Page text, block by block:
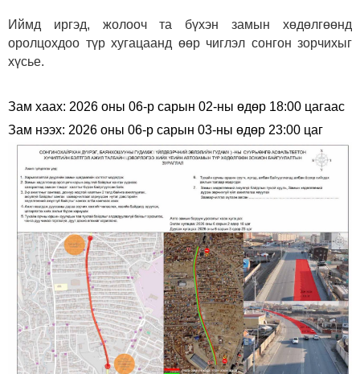
Иймд иргэд, жолооч та бүхэн замын хөдөлгөөнд
оролцохдоо түр хугацаанд өөр чиглэл сонгон зорчихыг
хүсье.
Зам хаах: 2026 оны 06-р сарын 02-ны өдөр 18:00 цагаас
Зам нээх: 2026 оны 06-р сарын 03-ны өдөр 23:00 цаг